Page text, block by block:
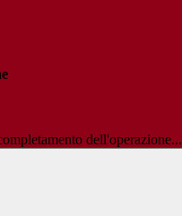
dell'operazione...